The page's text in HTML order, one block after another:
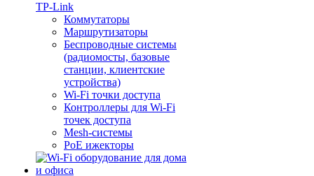
TP-Link
Коммутаторы
Маршрутизаторы
Беспроводные системы
(радиомосты, базовые
станции, клиентские
устройства)
Wi-Fi точки доступа
Контроллеры для Wi-Fi
точек доступа
Mesh-системы
PoE ижекторы